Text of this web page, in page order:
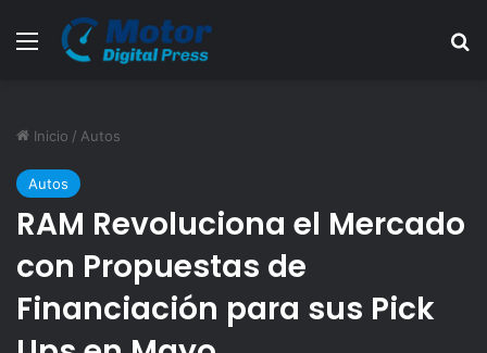
Menú
Inicio / Autos
Autos
RAM Revoluciona el Mercado
con Propuestas de
Financiación para sus Pick